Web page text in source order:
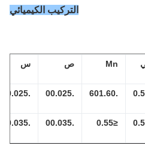
التركيب الكيميائي
.601.60
.00.025
.00.025
≤0.55
.00.035